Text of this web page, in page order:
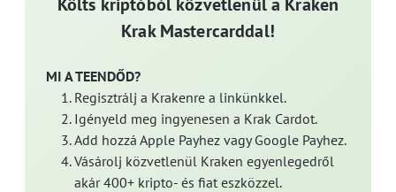
Krak Mastercarddal!
MI A TEENDŐD?
Regisztrálj a Krakenre a linkünkkel.
Igényeld meg ingyenesen a Krak Cardot.
Add hozzá Apple Payhez vagy Google Payhez.
Vásárolj közvetlenül Kraken egyenlegedről
akár 400+ kripto- és fiat eszközzel.